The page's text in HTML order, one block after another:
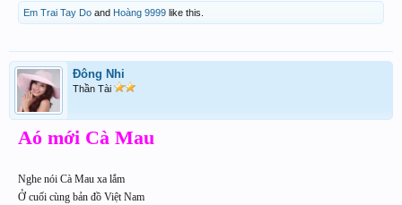
Em Trai Tay Do and Hoàng 9999 like this.
Đông Nhi
Thần Tài
Aó mới Cà Mau
Nghe nói Cà Mau xa lắm
Ở cuối cùng bản đồ Việt Nam